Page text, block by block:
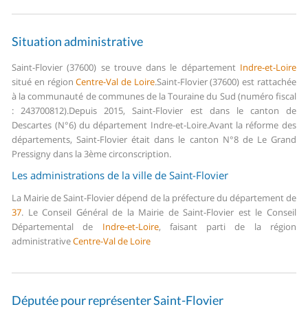
Situation administrative
Saint-Flovier (37600) se trouve dans le département Indre-et-Loire
situé en régionCentre-Val de Loire.Saint-Flovier (37600) est rattachée
à la communauté de communes de la Touraine du Sud (numéro fiscal
: 243700812).Depuis 2015, Saint-Flovier est dans le canton de
Descartes (N°6) du département Indre-et-Loire.Avant la réforme des
départements, Saint-Flovier était dans le canton N°8 de Le Grand
Pressigny dans la 3ème circonscription.
Les administrations de la ville de Saint-Flovier
La Mairie de Saint-Flovier dépend de la préfecture du département de
37. Le Conseil Général de la Mairie de Saint-Flovier est le Conseil
Départemental de Indre-et-Loire, faisant parti de la région
administrativeCentre-Val de Loire
Députée pour représenter Saint-Flovier